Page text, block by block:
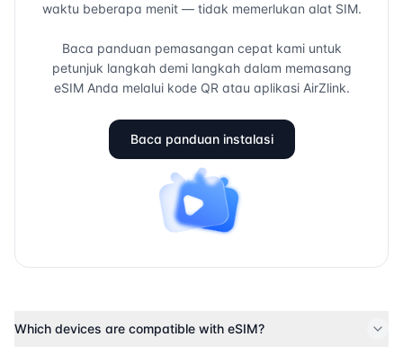
waktu beberapa menit — tidak memerlukan alat SIM.
Baca panduan pemasangan cepat kami untuk
petunjuk langkah demi langkah dalam memasang
eSIM Anda melalui kode QR atau aplikasi AirZlink.
Baca panduan instalasi
Which devices are compatible with eSIM?